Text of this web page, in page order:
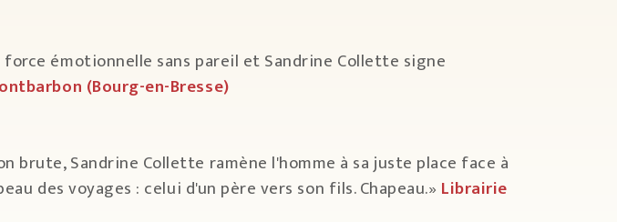
émotionnelle sans pareil et Sandrine Collette signe
(Bourg-en-Bresse)
Sandrine Collette ramène l'homme à sa juste place face à
des voyages : celui d'un père vers son fils. Chapeau.» Librairie